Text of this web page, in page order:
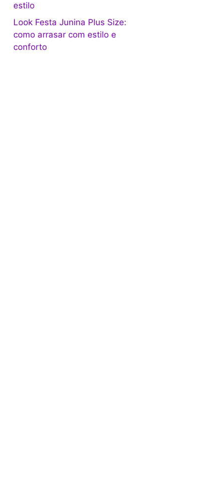
estilo
Look Festa Junina Plus Size:
como arrasar com estilo e
conforto